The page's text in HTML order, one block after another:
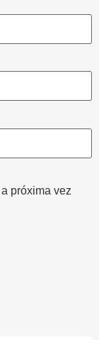
próxima vez